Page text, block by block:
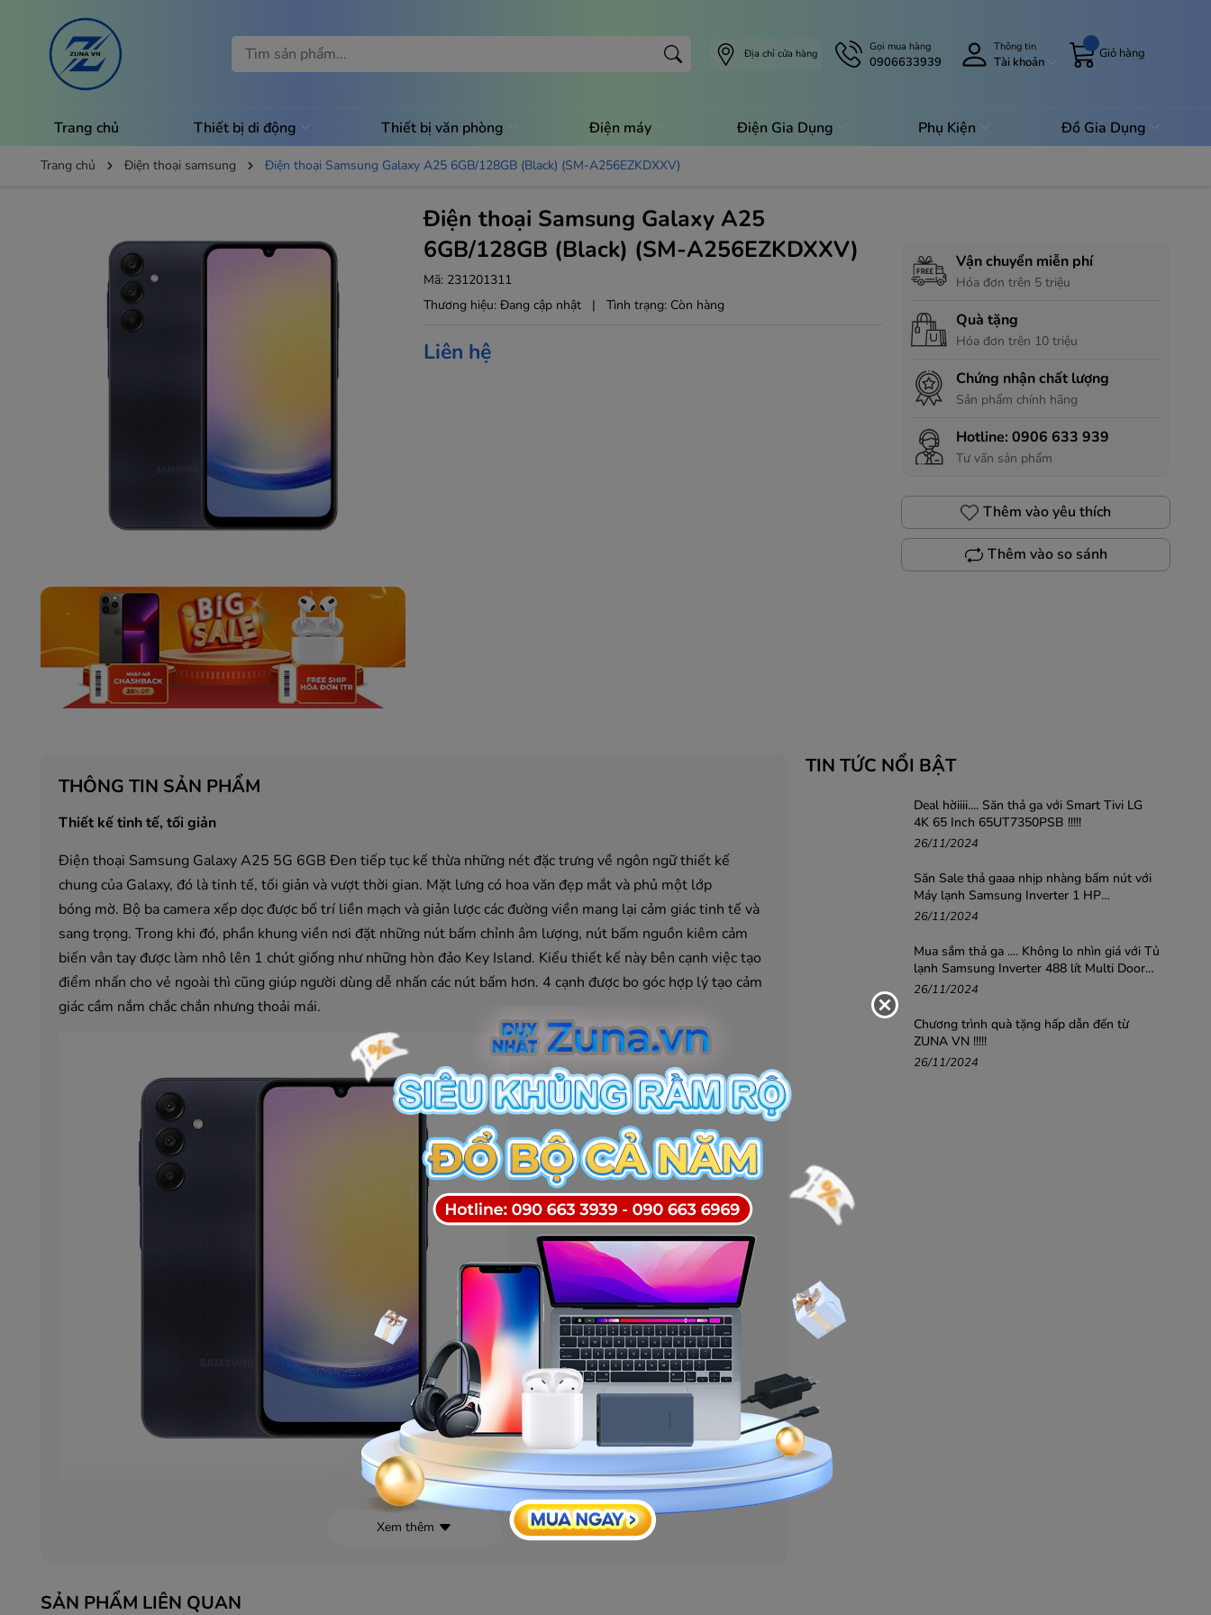
Địa chỉ cửa hàng
Gọi mua hàng
0906633939
Thông tin
Tài khoản
Giỏ hàng
Trang chủ Thiết bị di động Thiết bị văn phòng Điện máy Điện Gia Dụng Phụ Kiện Đồ Gia Dụng
Trang chủ Điện thoại samsung Điện thoại Samsung Galaxy A25 6GB/128GB (Black) (SM-A256EZKDXXV)
Điện thoại Samsung Galaxy A25
6GB/128GB (Black) (SM-A256EZKDXXV)
Mã: 231201311
Thương hiệu: Đang cập nhật | Tình trạng: Còn hàng
Liên hệ
Vận chuyển miễn phí
Hóa đơn trên 5 triệu
Quà tặng
Hóa đơn trên 10 triệu
Chứng nhận chất lượng
Sản phẩm chính hãng
Hotline:0906 633 939
Tư vấn sản phẩm
Thêm vào yêu thích
Thêm vào so sánh
THÔNG TIN SẢN PHẨM
Thiết kế tinh tế, tối giản
Điện thoại Samsung Galaxy A25 5G 6GB Đen tiếp tục kế thừa những nét đặc trưng về ngôn ngữ thiết kế
chung của Galaxy, đó là tinh tế, tối giản và vượt thời gian. Mặt lưng có hoa văn đẹp mắt và phủ một lớp
bóng mờ. Bộ ba camera xếp dọc được bố trí liền mạch và giản lược các đường viền mang lại cảm giác tinh tế và
sang trọng. Trong khi đó, phần khung viền nơi đặt những nút bấm chỉnh âm lượng, nút bấm nguồn kiêm cảm
biến vân tay được làm nhô lên 1 chút giống như những hòn đảo Key Island. Kiểu thiết kế này bên cạnh việc tạo
điểm nhấn cho vẻ ngoài thì cũng giúp người dùng dễ nhấn các nút bấm hơn. 4 cạnh được bo góc hợp lý tạo cảm
giác cầm nắm chắc chắn nhưng thoải mái.
Vi xử lí 8 nhân cho trải nghiệm mượt mà, ổn định
Tận hưởng những phút giây giải trí một cách mượt nhất, thoải mái chiến các game hạng nặng với bộ xử lý
năng Cortex-A55. Điện thoại có bộ nhớ trong lên đến 128 GB và RAM 6 GB, vừa cho bạn một không gian rộng
Xem thêm
TIN TỨC NỔI BẬT
Deal hờiiii.... Săn thả ga với Smart Tivi LG
4K 65 Inch 65UT7350PSB !!!!!
26/11/2024
Săn Sale thả gaaa nhịp nhàng bấm nút với
Máy lạnh Samsung Inverter 1 HP
AR10DYHZAWKNSV .....!!!
26/11/2024
Mua sắm thả ga .... Không lo nhìn giá với Tủ
lạnh Samsung Inverter 488 lít Multi Door
RF48A4010B4/SV
26/11/2024
Chương trình quà tặng hấp dẫn đến từ
ZUNA VN !!!!!
26/11/2024
SẢN PHẨM LIÊN QUAN